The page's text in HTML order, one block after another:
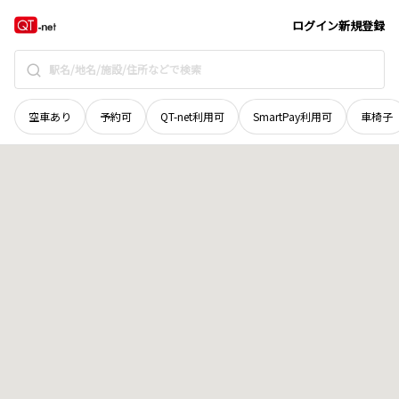
ログイン新規登録
空車あり 予約可 QT-net利用可 SmartPay利用可 車椅子
鳥取県